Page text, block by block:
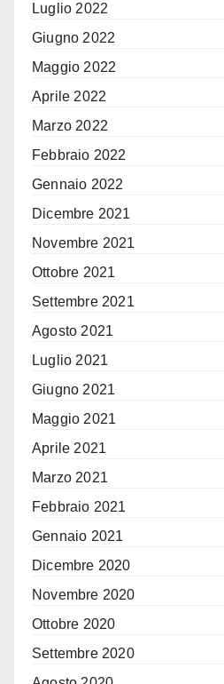
Luglio 2022
Giugno 2022
Maggio 2022
Aprile 2022
Marzo 2022
Febbraio 2022
Gennaio 2022
Dicembre 2021
Novembre 2021
Ottobre 2021
Settembre 2021
Agosto 2021
Luglio 2021
Giugno 2021
Maggio 2021
Aprile 2021
Marzo 2021
Febbraio 2021
Gennaio 2021
Dicembre 2020
Novembre 2020
Ottobre 2020
Settembre 2020